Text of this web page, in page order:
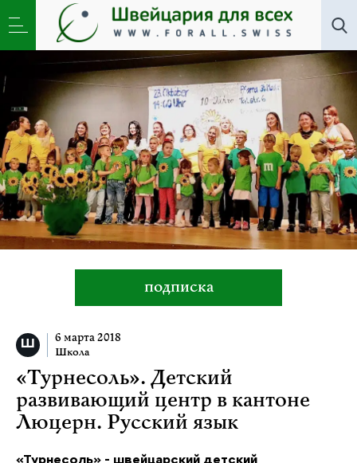
»«Турнесоль». Детский развивающий центр
в кантоне Люцерн. Русский язык
подписка
6 марта 2018
Школа
«Турнесоль». Детский
развивающий центр в кантоне
Люцерн. Русский язык